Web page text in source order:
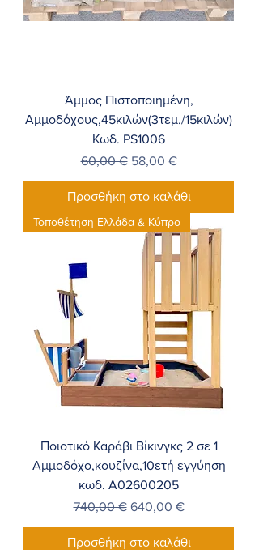
Άμμος Πιστοποιημένη,
Αμμοδόχους,45κιλών(3τεμ./15κιλών)
Κωδ. PS1006
Κανονική τιμή
60,00 € Τιμή Έκπτωσης
58,00 €
Προσθήκη στο καλάθι
Τοποθέτηση Ελλάδα & Κύπρο
Ποιοτικό Καράβι Βίκινγκς 2 σε 1
Αμμοδόχο,κουζίνα,10ετή εγγύηση
κωδ. A02600205
Κανονική τιμή
740,00 € Τιμή Έκπτωσης
640,00 €
Προσθήκη στο καλάθι